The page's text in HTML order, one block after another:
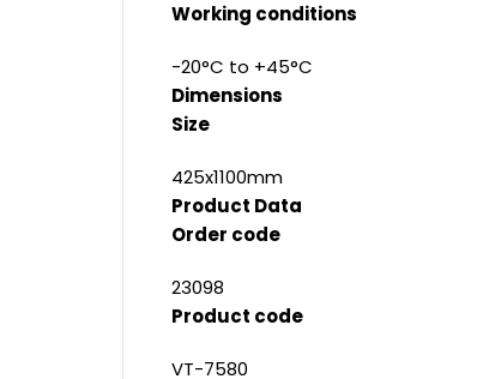
Working conditions
-20°C to +45°C
Dimensions
Size
425x1100mm
Product Data
Order code
23098
Product code
VT-7580